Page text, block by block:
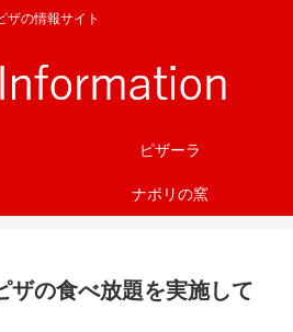
ザの情報サイト
ピザーラ
ナポリの窯
ザの食べ放題を実施して